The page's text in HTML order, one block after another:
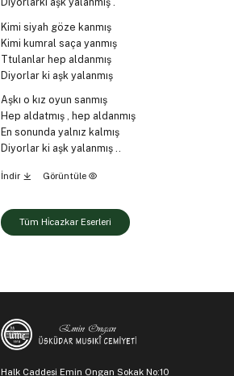
Kimi siyah göze kanmış
Kimi kumral saça yanmış
Ttulanlar hep aldanmış
Diyorlar ki aşk yalanmış
Aşkı o kız oyun sanmış
Hep aldatmış , hep aldanmış
En sonunda yalnız kalmış
Diyorlar ki aşk yalanmış ..
İndir Görüntüle
Tüm Hi̇cazkar Eserleri
Halk Caddesi Emin Ongan Sokak No:10